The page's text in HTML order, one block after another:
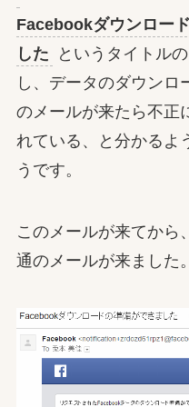
Facebookダウンロー
した
というタイトル
し、データのダウンロ
のメールが来たら不正
れている、と分かるよ
うです。
このメールが来てから
通のメールが来ました。